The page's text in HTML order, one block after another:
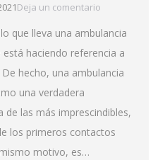
Deja un comentario
que lleva una ambulancia
haciendo referencia a
hecho, una ambulancia
una verdadera
de las más imprescindibles,
los primeros contactos
motivo, es…